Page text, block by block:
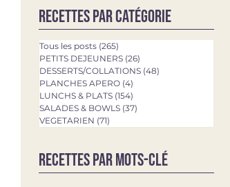
Recettes par catégorie
Tous les posts (265)
PETITS DEJEUNERS (26)
DESSERTS/COLLATIONS (48)
PLANCHES APERO (4)
LUNCHS & PLATS (154)
SALADES & BOWLS (37)
VEGETARIEN (71)
Recettes par mots-clé